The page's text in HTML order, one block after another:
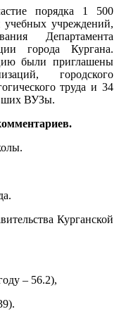
порядка 1 500
учебных учреждений,
Департамента
города Кургана.
были приглашены
городского
труда и 34
ВУЗы.
Курганской
– 56.2),